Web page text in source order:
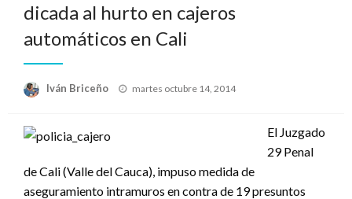
dicada al hurto en cajeros
automáticos en Cali
Iván Briceño
Publicado
martes octubre 14, 2014
El Juzgado
29 Penal
de Cali (Valle del Cauca), impuso medida de
aseguramiento intramuros en contra de 19 presuntos